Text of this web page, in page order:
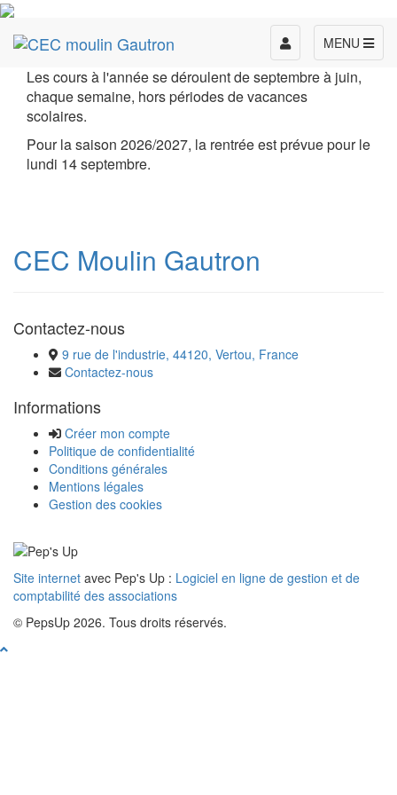
MENU
Toggle
navigation
Les cours à l'année se déroulent de septembre à juin,
chaque semaine, hors périodes de vacances
scolaires.
Pour la saison 2026/2027, la rentrée est prévue pour le
lundi 14 septembre.
CEC Moulin Gautron
Contactez-nous
9 rue de l'industrie, 44120, Vertou, France
Contactez-nous
Informations
Créer mon compte
Politique de confidentialité
Conditions générales
Mentions légales
Gestion des cookies
Site internet avec Pep's Up : Logiciel en ligne de gestion et de
comptabilité des associations
© PepsUp 2026. Tous droits réservés.